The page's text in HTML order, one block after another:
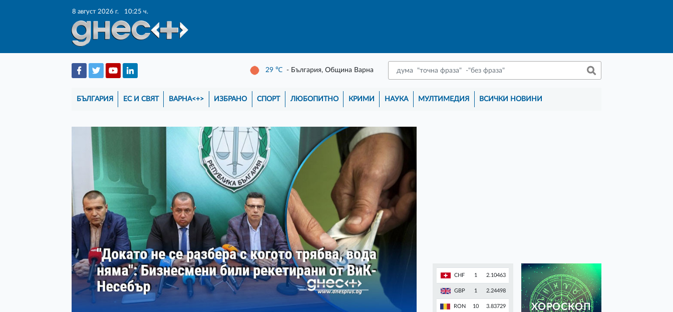
8 август 2026 г. 10:25 ч.
29 ℃ - България, Община Варна
БЪЛГАРИЯ ЕС И СВЯТ ВАРНА<+> ИЗБРАНО СПОРТ ЛЮБОПИТНО КРИМИ НАУКА МУЛТИМЕДИЯ ВСИЧКИ НОВИНИ
CHF 1 2.10463
GBP 1 2.24498
RON 10 3.83729 ХОРОСКОП